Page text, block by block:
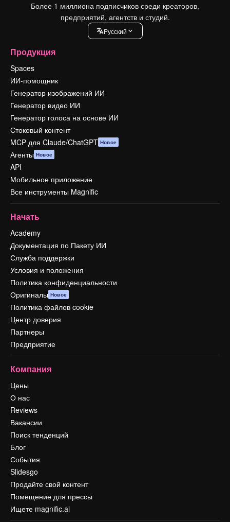
Более 1 миллиона подписчиков среди креаторов,
предприятий, агентств и студий.
Pусский
Продукция
Spaces
ИИ-помощник
Генератор изображений ИИ
Генератор видео ИИ
Генератор голоса на основе ИИ
Стоковый контент
MCP для Claude/ChatGPT Новое
Агенты Новое
API
Мобильное приложение
Все инструменты Magnific
Начать
Academy
Документация по Пакету ИИ
Служба поддержки
Условия и положения
Политика конфиденциальности
Оригиналы Новое
Политика файлов cookie
Центр доверия
Партнеры
Предприятие
Компания
Цены
О нас
Reviews
Вакансии
Поиск тенденций
Блог
События
Slidesgo
Продайте свой контент
Помещение для прессы
Ищете magnific.ai